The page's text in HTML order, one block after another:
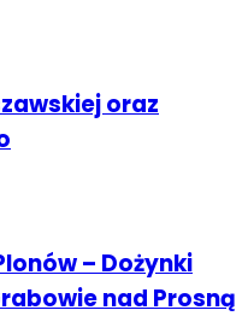
oraz
– Dożynki
nad Prosną